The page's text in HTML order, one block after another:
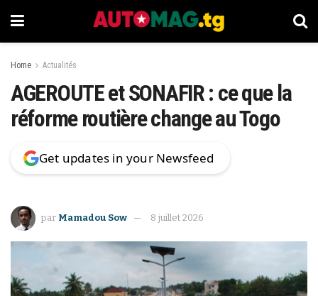
Home Actualités
AGEROUTE et SONAFIR : ce que la
réforme routière change au Togo
Get updates in your Newsfeed
par Mamadou Sow 8 juillet 2026